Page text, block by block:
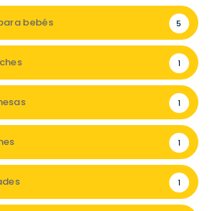
bebés 5
1
1
1
1